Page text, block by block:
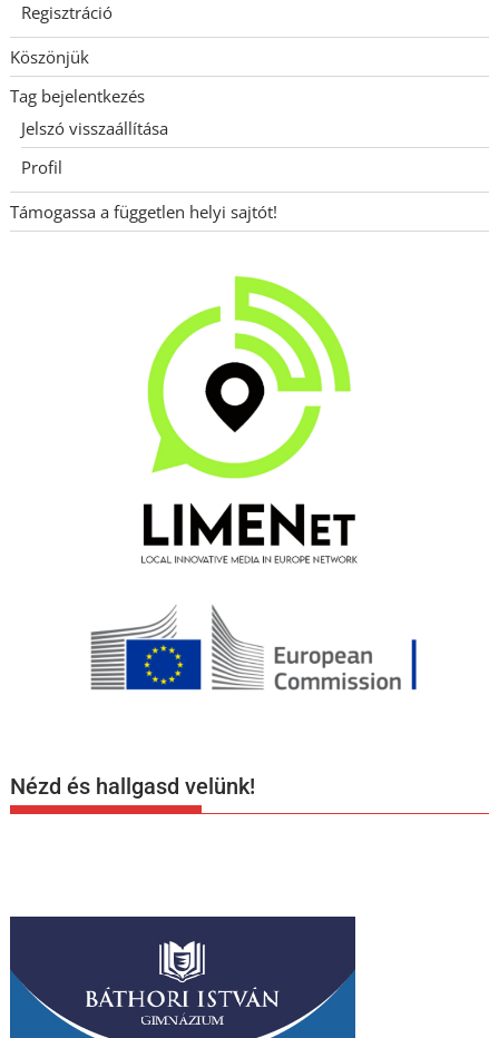
Regisztráció
Köszönjük
Tag bejelentkezés
Jelszó visszaállítása
Profil
Támogassa a független helyi sajtót!
Nézd és hallgasd velünk!